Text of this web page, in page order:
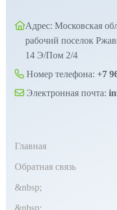
Адрес: Московская
рабочий поселок
14 Э/Пом 2/4
Номер телефона: +7
Электронная почта:
Главная
Обратная связь
&nbsp;